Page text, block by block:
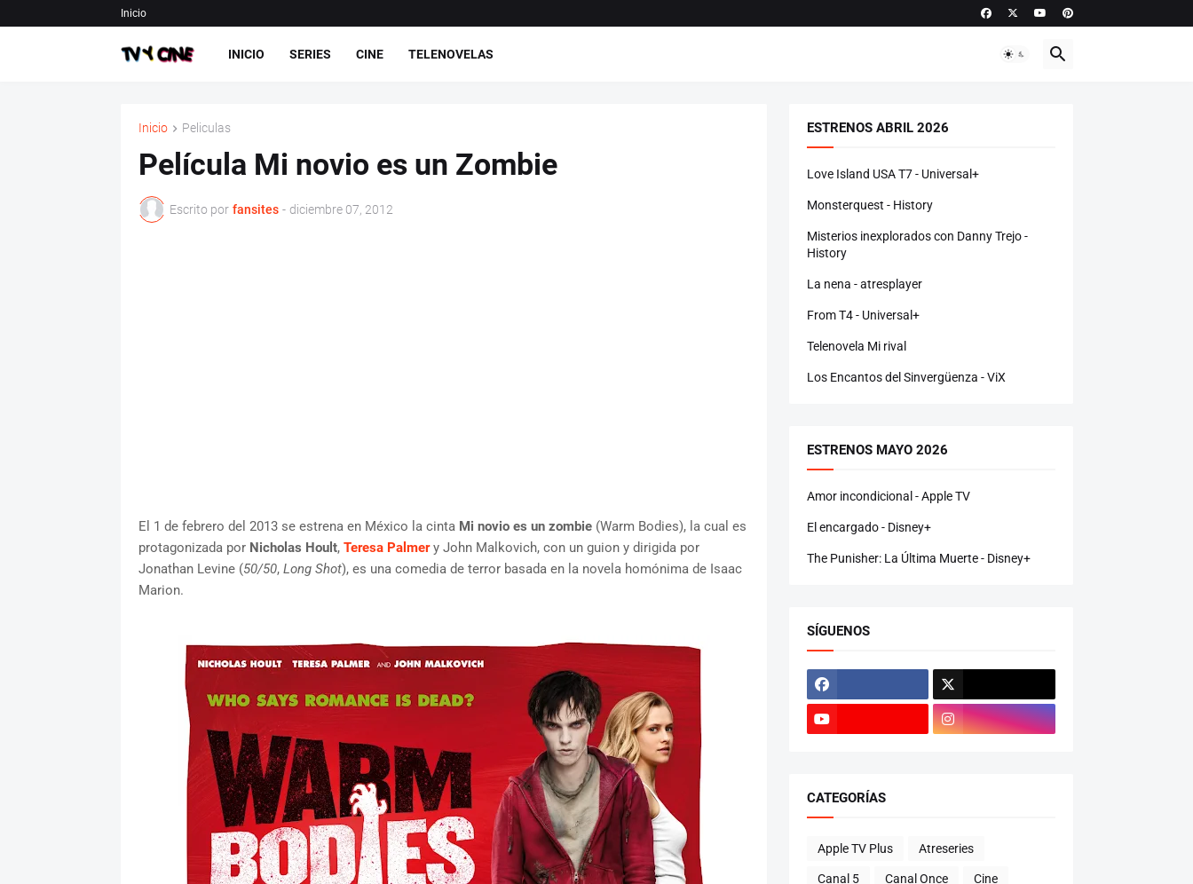
Inicio
INICIO SERIES CINE TELENOVELAS
Inicio Peliculas
Película Mi novio es un Zombie
Escrito por fansites - diciembre 07, 2012
El 1 de febrero del 2013 se estrena en México la cinta Mi novio es un zombie(Warm Bodies), la cual es
protagonizada por Nicholas Hoult, Teresa Palmery John Malkovich, con un guion y dirigida por
Jonathan Levine (50/50, Long Shot), es una comedia de terror basada en la novela homónima de Isaac
Marion.
ESTRENOS ABRIL 2026
Love Island USA T7 - Universal+
Monsterquest - History
Misterios inexplorados con Danny Trejo -
History
La nena - atresplayer
From T4 - Universal+
Telenovela Mi rival
Los Encantos del Sinvergüenza - ViX
ESTRENOS MAYO 2026
Amor incondicional - Apple TV
El encargado - Disney+
The Punisher: La Última Muerte - Disney+
SÍGUENOS
CATEGORÍAS
Apple TV Plus Atreseries
Canal 5 Canal Once Cine